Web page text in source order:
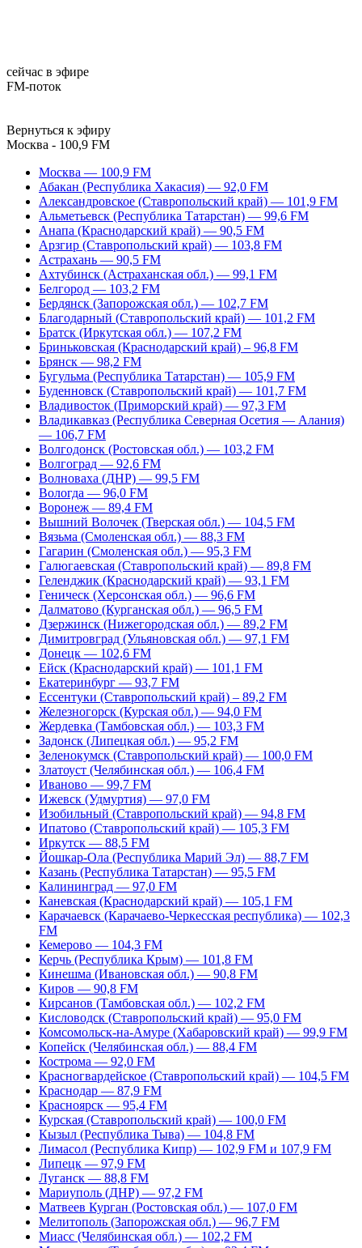
сейчас в эфире
FM-поток
Вернуться к эфиру
Москва - 100,9 FM
Москва — 100,9 FM
Абакан (Республика Хакасия) — 92,0 FM
Александровское (Ставропольский край) — 101,9 FM
Альметьевск (Республика Татарстан) — 99,6 FM
Анапа (Краснодарский край) — 90,5 FM
Арзгир (Ставропольский край) — 103,8 FM
Астрахань — 90,5 FM
Ахтубинск (Астраханская обл.) — 99,1 FM
Белгород — 103,2 FM
Бердянск (Запорожская обл.) — 102,7 FM
Благодарный (Ставропольский край) — 101,2 FM
Братск (Иркутская обл.) — 107,2 FM
Бриньковская (Краснодарский край) – 96,8 FM
Брянск — 98,2 FM
Бугульма (Республика Татарстан) — 105,9 FM
Буденновск (Ставропольский край) — 101,7 FM
Владивосток (Приморский край) — 97,3 FM
Владикавказ (Республика Северная Осетия — Алания)
— 106,7 FM
Волгодонск (Ростовская обл.) — 103,2 FM
Волгоград — 92,6 FM
Волноваха (ДНР) — 99,5 FM
Вологда — 96,0 FM
Воронеж — 89,4 FM
Вышний Волочек (Тверская обл.) — 104,5 FM
Вязьма (Смоленская обл.) — 88,3 FM
Гагарин (Смоленская обл.) — 95,3 FM
Галюгаевская (Ставропольский край) — 89,8 FM
Геленджик (Краснодарский край) — 93,1 FM
Геническ (Херсонская обл.) — 96,6 FM
Далматово (Курганская обл.) — 96,5 FM
Дзержинск (Нижегородская обл.) — 89,2 FM
Димитровград (Ульяновская обл.) — 97,1 FM
Донецк — 102,6 FM
Ейск (Краснодарский край) — 101,1 FM
Екатеринбург — 93,7 FM
Ессентуки (Ставропольский край) – 89,2 FM
Железногорск (Курская обл.) — 94,0 FM
Жердевка (Тамбовская обл.) — 103,3 FM
Задонск (Липецкая обл.) — 95,2 FM
Зеленокумск (Ставропольский край) — 100,0 FM
Златоуст (Челябинская обл.) — 106,4 FM
Иваново — 99,7 FM
Ижевск (Удмуртия) — 97,0 FM
Изобильный (Ставропольский край) — 94,8 FM
Ипатово (Ставропольский край) — 105,3 FM
Иркутск — 88,5 FM
Йошкар-Ола (Республика Марий Эл) — 88,7 FM
Казань (Республика Татарстан) — 95,5 FM
Калининград — 97,0 FM
Каневская (Краснодарский край) — 105,1 FM
Карачаевск (Карачаево-Черкесская республика) — 102,3
FM
Кемерово — 104,3 FM
Керчь (Республика Крым) — 101,8 FM
Кинешма (Ивановская обл.) — 90,8 FM
Киров — 90,8 FM
Кирсанов (Тамбовская обл.) — 102,2 FM
Кисловодск (Ставропольский край) — 95,0 FM
Комсомольск-на-Амуре (Хабаровский край) — 99,9 FM
Копейск (Челябинская обл.) — 88,4 FM
Кострома — 92,0 FM
Красногвардейское (Ставропольский край) — 104,5 FM
Краснодар — 87,9 FM
Красноярск — 95,4 FM
Курская (Ставропольский край) — 100,0 FM
Кызыл (Республика Тыва) — 104,8 FM
Лимасол (Республика Кипр) — 102,9 FM и 107,9 FM
Липецк — 97,9 FM
Луганск — 88,8 FM
Мариуполь (ДНР) — 97,2 FM
Матвеев Курган (Ростовская обл.) — 107,0 FM
Мелитополь (Запорожская обл.) — 96,7 FM
Миасс (Челябинская обл.) — 102,2 FM